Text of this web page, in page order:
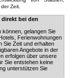
Zeit.
bei den
können, gelangen Sie
Ferienwohnungen
Sie Zeit und erhalten
Angebote in der
erfolgen über unsere
Sie entstehen keine
unterstützen Sie